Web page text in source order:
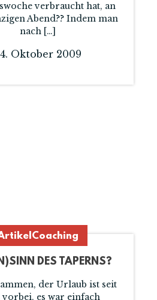
verbraucht hat, an
Abend?? Indem man
nach […]
Oktober 2009
Coaching
DES TAPERNS?
der Urlaub ist seit
vorbei, es war einfach